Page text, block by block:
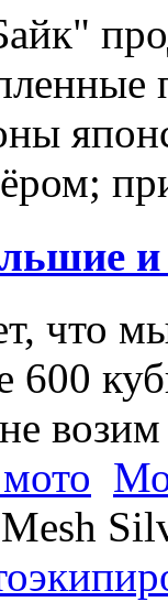
что
600